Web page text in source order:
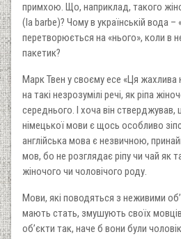
примхою. Що, наприклад, такого
(la barbe)? Чому в українській вода –
перетворюється на «нього», коли в
пакетик?
Марк Твен у своєму есе «Ця жахлива
на такі незрозумілі речі, як ріпа
середнього. І хоча він стверджував,
німецької мови є щось особливо
англійська мова є незвичною,
мов, бо не розглядає ріпу чи чай як
жіночого чи чоловічого роду.
Мови, які поводяться з неживими
мають стать, змушують своїх
об’єкти так, наче б вони були